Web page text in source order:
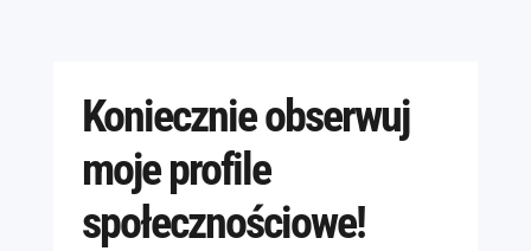
Koniecznie obserwuj
moje profile
społecznościowe!